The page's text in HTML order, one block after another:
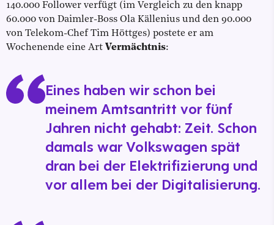
140.000 Follower verfügt (im Vergleich zu den knapp
60.000 von Daimler-Boss Ola Källenius und den 90.000
von Telekom-Chef Tim Höttges) postete er am
Wochenende eine Art Vermächtnis:
Eines haben wir schon bei
meinem Amtsantritt vor fünf
Jahren nicht gehabt: Zeit. Schon
damals war Volkswagen spät
dran bei der Elektrifizierung und
vor allem bei der Digitalisierung.